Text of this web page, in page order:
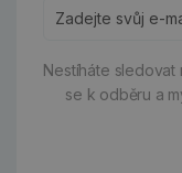
Nestíháte sledovat
se k odběru a